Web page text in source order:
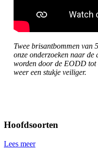
Twee brisantbommen van
onze onderzoeken naar de
worden door de EODD
weer een stukje veiliger.
Hoofdsoorten
Lees meer